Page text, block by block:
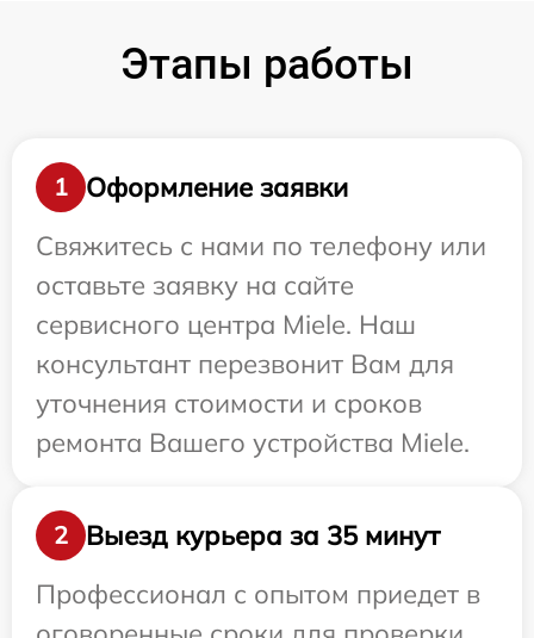
Этапы работы
1
Оформление заявки
Свяжитесь с нами по телефону или
оставьте заявку на сайте
сервисного центра Miele. Наш
консультант перезвонит Вам для
уточнения стоимости и сроков
ремонта Вашего устройства Miele.
2
Выезд курьера за 35 минут
Профессионал с опытом приедет в